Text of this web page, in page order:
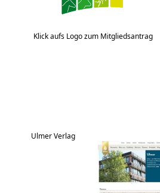
Klick aufs Logo zum Mitgliedsantrag
Ulmer Verlag